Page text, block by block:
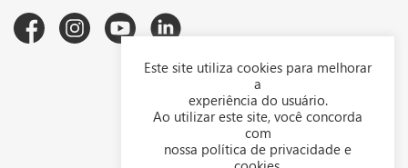
Downloads
Representantes
Este site utiliza cookies para melhorar
a
experiência do usuário.
Ao utilizar este site, você concorda
com
nossa política de privacidade e